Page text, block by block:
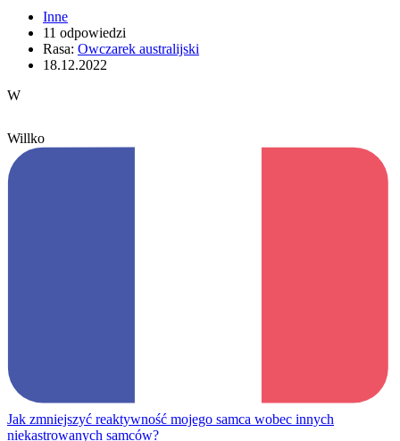
Inne
11 odpowiedzi
Rasa: Owczarek australijski
18.12.2022
W
Willko
Jak zmniejszyć reaktywność mojego samca wobec innych
niekastrowanych samców?